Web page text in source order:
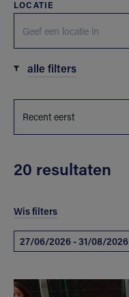
LOCATIE
alle filters
20 resultaten
Wis filters
27/06/2026 - 31/08/2026